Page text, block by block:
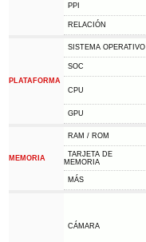
PPI
RELACIÓN
PLATAFORMA
SISTEMA OPERATIVO
SOC
CPU
GPU
MEMORIA
RAM / ROM
TARJETA DE
MEMORIA
MÁS
CÁMARA